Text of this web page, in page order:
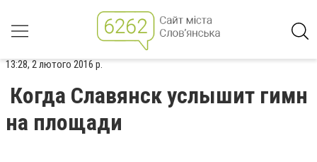
13:28, 2 лютого 2016 р.
Когда Славянск услышит гимн
на площади